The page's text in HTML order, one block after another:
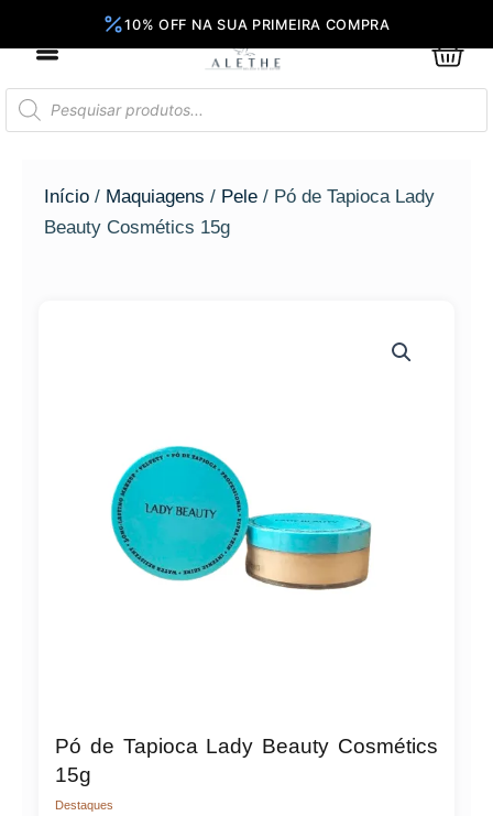
conteúdo
Pesquisar
produtos
Início / Maquiagens / Pele / Pó de Tapioca Lady
Beauty Cosmétics 15g
Pó de Tapioca Lady Beauty Cosmétics
15g
Destaques